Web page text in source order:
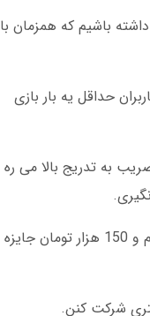
انگیز داشته باشیم که همزمان با
پرداخت های سریع دوباره اعتماد کردن در بهمن 1400 بیش از 80 درصد کاربران حداقل یه بار بازی
شروع می کنی به بازی کردن ضریب به تدریج بالا می ره
یادمه اولین بار 10 هزار تومان گذاشتم ضریب 3 رو انتخاب کردم و درست زمانی که ضریب به 15 رسید ثابت کردم و 150 هزار تومان جایزه